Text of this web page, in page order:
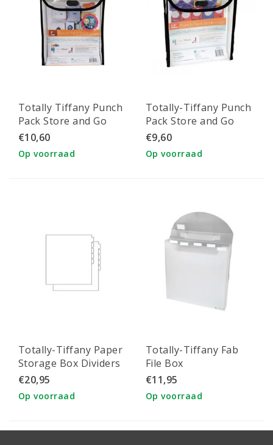
Totally Tiffany Punch
Pack Store and Go
Bag opbergsysteem
2" large 21,6x28x5,1
cm
€10,60
Op voorraad
Totally-Tiffany Punch
Pack Store and Go
Bag opbergsysteem
1,5" medium
21,6x28x3,8 cm
€9,60
Op voorraad
Totally-Tiffany Paper
Storage Box Dividers
opbergsysteem
12x12'' 10st
€20,95
Op voorraad
Totally-Tiffany Fab
File Box
opbergsysteem Large
12x12''
€11,95
Op voorraad